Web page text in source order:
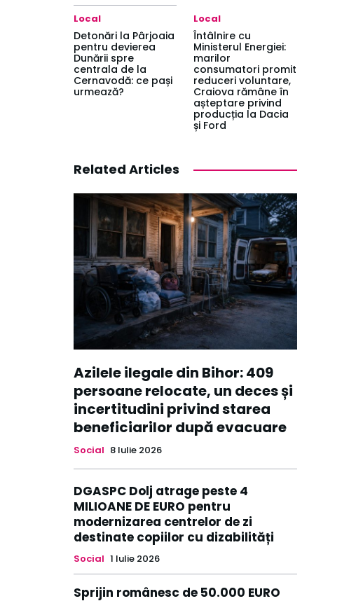
Local
Detonări la Pârjoaia
pentru devierea
Dunării spre
centrala de la
Cernavodă: ce pași
urmează?
Local
Întâlnire cu
Ministerul Energiei:
marilor
consumatori promit
reduceri voluntare,
Craiova rămâne în
așteptare privind
producția la Dacia
și Ford
Related Articles
Azilele ilegale din Bihor: 409
persoane relocate, un deces și
incertitudini privind starea
beneficiarilor după evacuare
Social 8 Iulie 2026
DGASPC Dolj atrage peste 4
MILIOANE DE EURO pentru
modernizarea centrelor de zi
destinate copiilor cu dizabilități
Social 1 Iulie 2026
Sprijin românesc de 50.000 EURO